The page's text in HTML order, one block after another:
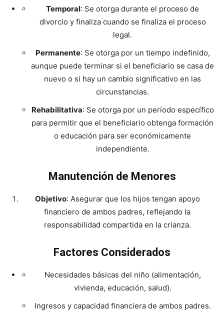
Temporal: Se otorga durante el proceso de
divorcio y finaliza cuando se finaliza el proceso
legal.
Permanente: Se otorga por un tiempo indefinido,
aunque puede terminar si el beneficiario se casa de
nuevo o si hay un cambio significativo en las
circunstancias.
Rehabilitativa: Se otorga por un período específico
para permitir que el beneficiario obtenga formación
o educación para ser económicamente
independiente.
Manutención de Menores
Objetivo: Asegurar que los hijos tengan apoyo
financiero de ambos padres, reflejando la
responsabilidad compartida en la crianza.
Factores Considerados
Necesidades básicas del niño (alimentación,
vivienda, educación, salud).
Ingresos y capacidad financiera de ambos padres.